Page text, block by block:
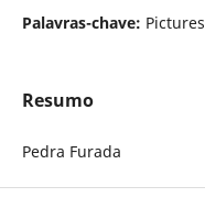
Palavras-chave: Pictures
Resumo
Pedra Furada